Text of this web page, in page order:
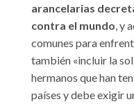
arancelarias
contra el mundo, y
comunes para
también «incluir la
hermanos que han
países y debe exigir